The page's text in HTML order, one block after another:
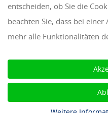
Klientenbereich
Disclaimer
AAB 2018
Cookie Einstellungen
entscheiden, ob Sie die
beachten Sie, dass bei
mehr alle Funktionalitäten